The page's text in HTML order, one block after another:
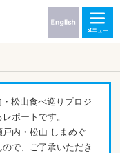
松山食べ巡りプロジ
ポートです。
内・松山 しまめぐ
で、ご了承いただき